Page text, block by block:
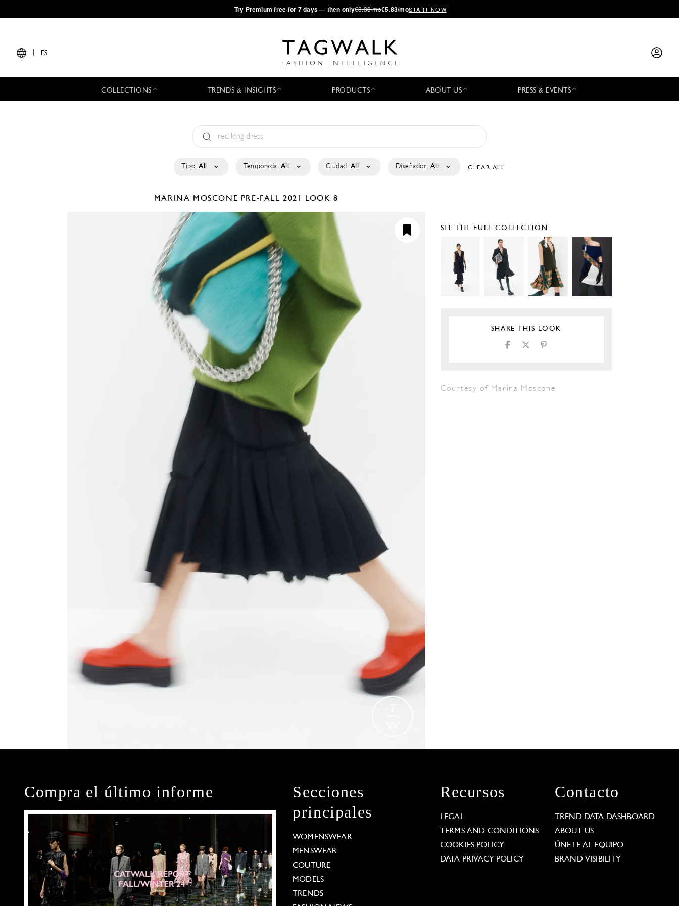
·Try Premium free for 7 days — then only€8.33/mo€5.83/moSTART NOW
ES
COLLECTIONS TRENDS & INSIGHTS PRODUCTS ABOUT US PRESS & EVENTS
Tipo: All Temporada: All Ciudad: All Diseñador: All CLEAR ALL
MARINA MOSCONE PRE-FALL 2021 LOOK 8
SEE THE FULL COLLECTION
SHARE THIS LOOK
Courtesy of Marina Moscone
Compra el último informe
Secciones
principales
WOMENSWEAR
MENSWEAR
COUTURE
MODELS
TRENDS
Recursos
LEGAL
TERMS AND CONDITIONS
COOKIES POLICY
DATA PRIVACY POLICY
Contacto
TREND DATA DASHBOARD
ABOUT US
ÚNETE AL EQUIPO
BRAND VISIBILITY